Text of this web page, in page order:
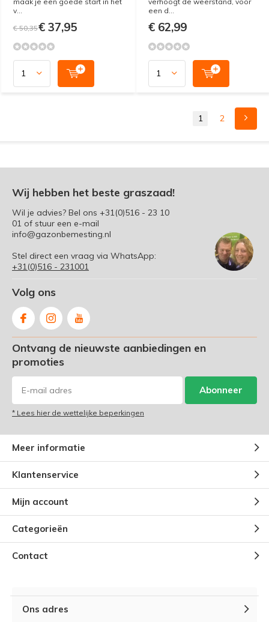
v...
€ 50,35€ 37,95
een d...
€ 62,99
1 2
Wij hebben het beste graszaad!
Wil je advies? Bel ons +31(0)516 - 23 10
01 of stuur een e-mail
info@gazonbemesting.nl
Stel direct een vraag via WhatsApp:
+31(0)516 - 231001
Volg ons
Ontvang de nieuwste aanbiedingen en
promoties
Abonneer
* Lees hier de wettelijke beperkingen
Meer informatie
Klantenservice
Mijn account
Categorieën
Contact
Ons adres